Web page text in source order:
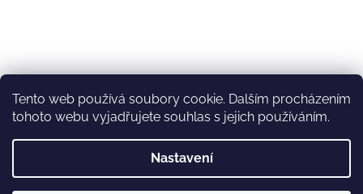
Tento web používá soubory cookie. Dalším procházením
tohoto webu vyjadřujete souhlas s jejich používáním.
Nastavení